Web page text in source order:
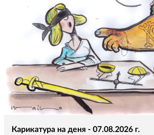
Карикатура на деня - 07.08.2026 г.